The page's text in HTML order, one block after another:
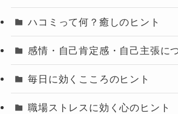
ハコミって何？癒しのヒント
感情・自己肯定感・自己主張に
毎日に効くこころのヒント
職場ストレスに効く心のヒント